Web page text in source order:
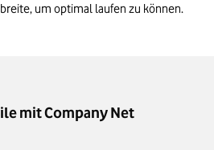
um optimal laufen zu können.
mit Company Net